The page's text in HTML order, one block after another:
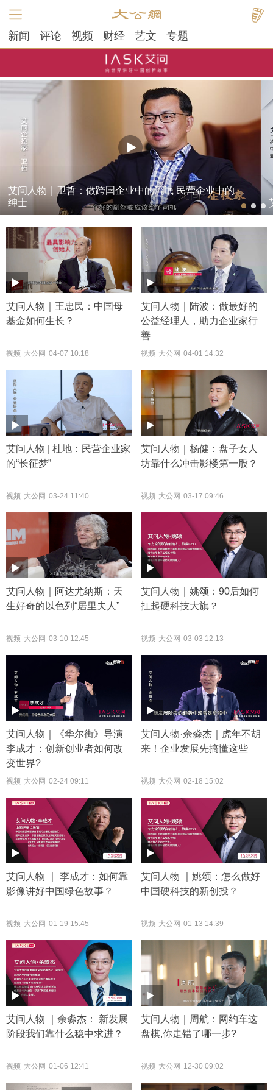
新闻 评论 视频 财经 艺文 专题
艾问人物｜卫哲：做跨国企业中的流氓 民营企业中的
绅士
艾问人物｜王忠民：中国母
基金如何生长？
视频 大公网 04-07 10:18
艾问人物｜陆波：做最好的
公益经理人，助力企业家行
善
视频 大公网 04-01 14:32
艾问人物 | 杜地：民营企业家
的“长征梦”
视频 大公网 03-24 11:40
艾问人物｜杨健：盘子女人
坊靠什么冲击影楼第一股？
视频 大公网 03-17 09:46
艾问人物｜阿达尤纳斯：天
生好奇的以色列“居里夫人”
视频 大公网 03-10 12:45
艾问人物｜姚颂：90后如何
扛起硬科技大旗？
视频 大公网 03-03 12:13
艾问人物｜《华尔街》导演
李成才：创新创业者如何改
变世界?
视频 大公网 02-24 09:11
艾问人物·余淼杰｜虎年不胡
来！企业发展先搞懂这些
视频 大公网 02-18 15:02
艾问人物 ｜ 李成才：如何靠
影像讲好中国绿色故事？
视频 大公网 01-19 15:45
艾问人物 ｜姚颂：怎么做好
中国硬科技的新创投？
视频 大公网 01-13 14:39
艾问人物 ｜余淼杰： 新发展
阶段我们靠什么稳中求进？
视频 大公网 01-06 12:41
艾问人物｜周航：网约车这
盘棋,你走错了哪一步?
视频 大公网 12-30 09:02